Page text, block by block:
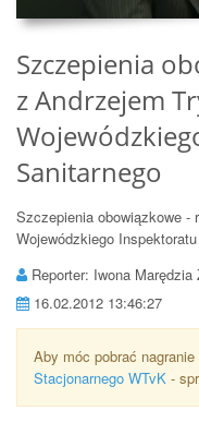
Szczepienia
z Andrzejem
Sanitarnego
Szczepienia obowiązkowe -
Wojewódzkiego
Reporter: Iwona
16.02.2012 13:46:27
Aby móc pobrać
Stacjonarnego WTvK -